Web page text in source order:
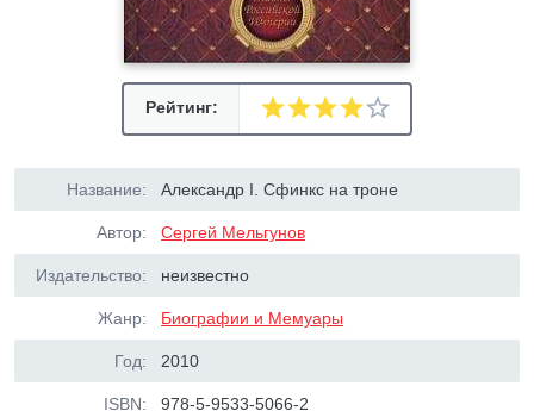
Рейтинг:
Название: Александр I. Сфинкс на троне
Автор: Сергей Мельгунов
Издательство: неизвестно
Жанр: Биографии и Мемуары
Год: 2010
ISBN: 978-5-9533-5066-2